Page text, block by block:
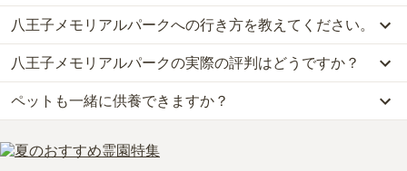
八王子メモリアルパークでは、一般墓が約66万円からお求めいただ
けます。
なお、八王子メモリアルパークがある東京都の相場は、一般墓が約
72万円（墓石代別途）です。
お墓は、価格が高いものがよい、安いものが悪い、という訳ではあ
きる場所を選ぶことです。
八王子メモリアルパークへの行き方を教えてください。
公共交通機関の場合、JR線「八王子駅」北口・京王「八王子駅」か
ら西東京バス「上川霊園行き」・「武蔵五日市駅行き」・「今熊行
き」に乗車、「影沢バス停」下車徒歩約7分です。
車の場合、JR「八王子駅 」北口から車で約20分です。
詳しいルートや地図は、本ページの「地図・交通アクセス」欄をご
八王子メモリアルパークの実際の評判はどうですか？
当サイトに寄せられた総合評価は、3.4点です。
利用者様からは「東京都の郊外なので、めちゃくちゃ都心からのア
クセスが良かったのと、路線が多くてアクセスの種類が選べるの
で、移動がめちゃくちゃスムーズにできて通いやすかった。」とい
ペットも一緒に供養できますか？
はい、八王子メモリアルパークはペット供養に対応しております。
大切な家族の一員であるペットも供養できるプランをご用意してお